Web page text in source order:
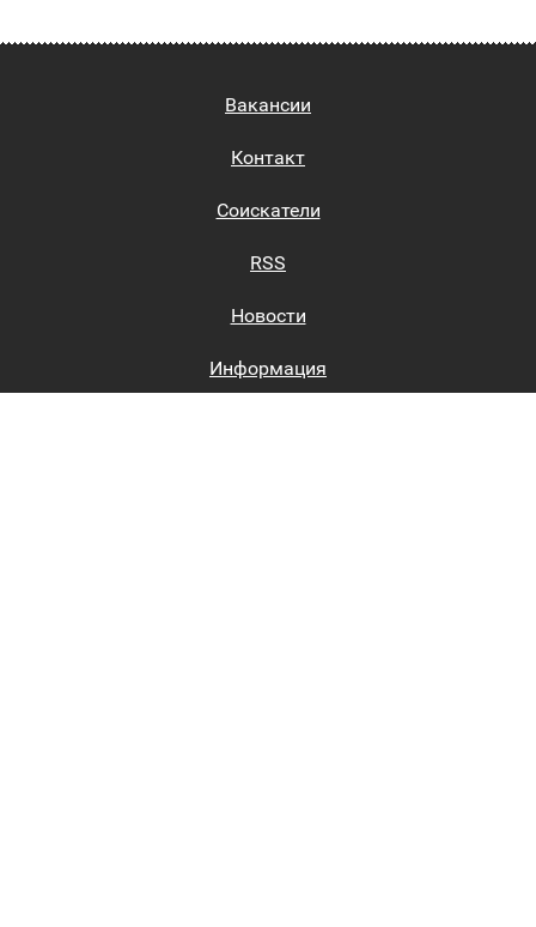
Вакансии
Контакт
Соискатели
RSS
Новости
Информация